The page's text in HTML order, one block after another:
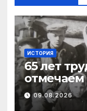
ИСТОРИЯ
65 лет
Важский
округе
09.08.2026